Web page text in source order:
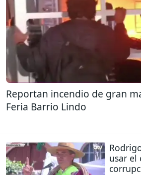
Reportan incendio de gran
Feria Barrio Lindo
usar el